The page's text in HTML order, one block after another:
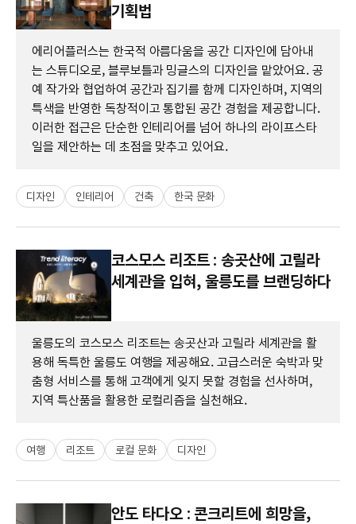
기획법
에리어플러스는 한국적 아름다움을 공간 디자인에 담아내
는 스튜디오로, 블루보틀과 밍글스의 디자인을 맡았어요. 공
예 작가와 협업하여 공간과 집기를 함께 디자인하며, 지역의
특색을 반영한 독창적이고 통합된 공간 경험을 제공합니다.
이러한 접근은 단순한 인테리어를 넘어 하나의 라이프스타
일을 제안하는 데 초점을 맞추고 있어요.
디자인 인테리어 건축 한국 문화
코스모스 리조트 : 송곳산에 고릴라
세계관을 입혀, 울릉도를 브랜딩하다
울릉도의 코스모스 리조트는 송곳산과 고릴라 세계관을 활
용해 독특한 울릉도 여행을 제공해요. 고급스러운 숙박과 맞
춤형 서비스를 통해 고객에게 잊지 못할 경험을 선사하며,
지역 특산품을 활용한 로컬리즘을 실천해요.
여행 리조트 로컬 문화 디자인
안도 타다오 : 콘크리트에 희망을,